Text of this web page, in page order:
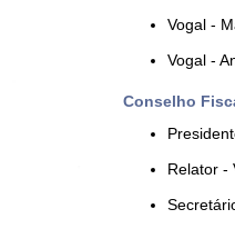
Vogal -
Vogal -
Conselho
Relator -